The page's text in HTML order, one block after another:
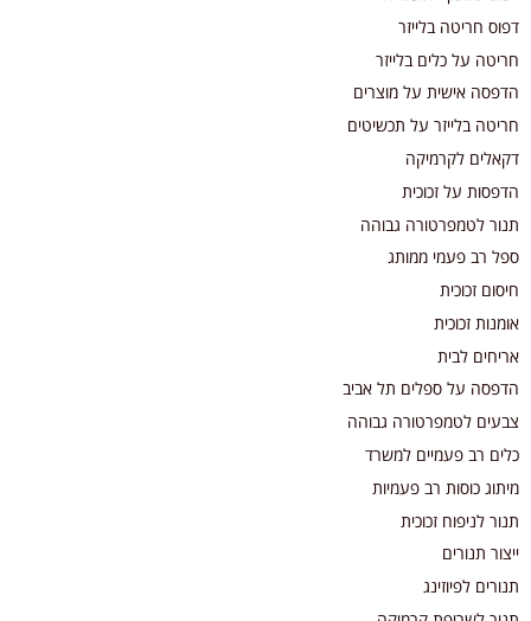
דפוס חריטה בלייזר
חריטה על כלים בלייזר
הדפסה אישית על מוצרים
חריטה בלייזר על תכשיטים
דקאלים לקרמיקה
הדפסות על זכוכית
תנור לטמפרטורה גבוהה
ספל רב פעמי ממותג
חיסום זכוכית
אומנות זכוכית
אריחים לבית
הדפסה על ספלים תל אביב
צבעים לטמפרטורה גבוהה
כלים רב פעמיים למשרד
מיתוג כוסות רב פעמיות
תנור לניפוח זכוכית
ייצור תנורים
תנורים לפיוזינג